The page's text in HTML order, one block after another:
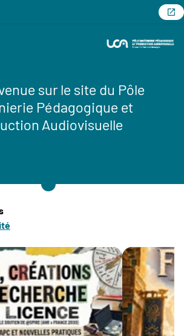
sur le site du Pôle
Pédagogique et
Audiovisuelle